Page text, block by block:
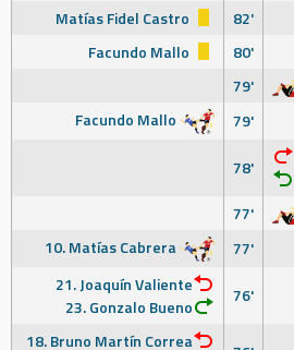
Matías Fidel Castro
82'
Facundo Mallo
80'
79'
Facundo Mallo
79'
78'
77'
10. Matías Cabrera
77'
21. Joaquín Valiente
23. Gonzalo Bueno
76'
18. Bruno Martín Correa